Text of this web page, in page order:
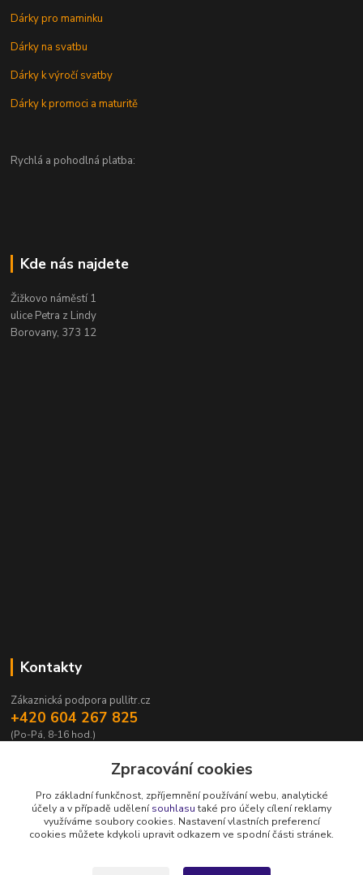
Dárky pro maminku
Dárky na svatbu
Dárky k výročí svatby
Dárky k promoci a maturitě
Rychlá a pohodlná platba:
Kde nás najdete
Žižkovo náměstí 1
ulice Petra z Lindy
Borovany, 373 12
Kontakty
Zákaznická podpora pullitr.cz
+420 604 267 825
(Po-Pá, 8-16 hod.)
Zpracování cookies
Pro základní funkčnost, zpříjemnění používání webu, analytické
účely a v případě udělenísouhlasutaké pro účely cílení reklamy
využíváme soubory cookies. Nastavení vlastních preferencí
cookies můžete kdykoli upravit odkazem ve spodní části stránek.